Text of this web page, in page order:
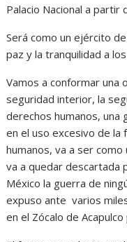
Palacio Nacional a partir
Será como un ejército
paz y la tranquilidad a
Vamos a conformar una
seguridad interior, la
derechos humanos, una
en el uso excesivo de
humanos, va a ser
va a quedar descartada
México la guerra de
expuso ante varios
en el Zócalo de